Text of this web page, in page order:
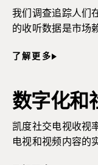
我们调查追踪人们
的收听数据是市场
了解更多
数字化和
凯度社交电视收视
电视和视频内容的